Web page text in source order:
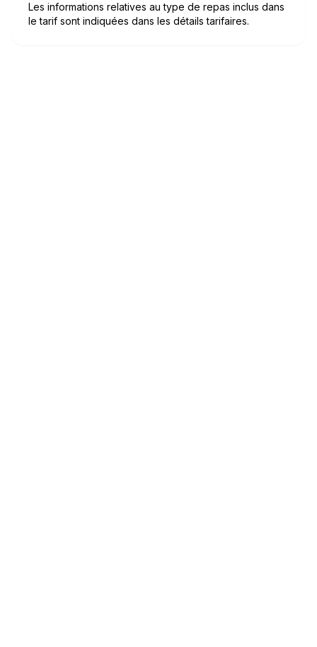
Les informations relatives au type de repas inclus dans
le tarif sont indiquées dans les détails tarifaires.